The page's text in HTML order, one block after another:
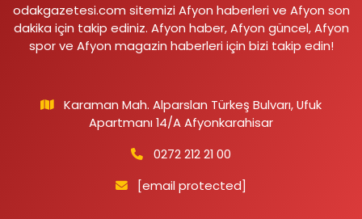
odakgazetesi.com sitemizi Afyon haberleri ve Afyon son
dakika için takip ediniz. Afyon haber, Afyon güncel, Afyon
spor ve Afyon magazin haberleri için bizi takip edin!
Karaman Mah. Alparslan Türkeş Bulvarı, Ufuk
Apartmanı 14/A Afyonkarahisar
0272 212 21 00
[email protected]